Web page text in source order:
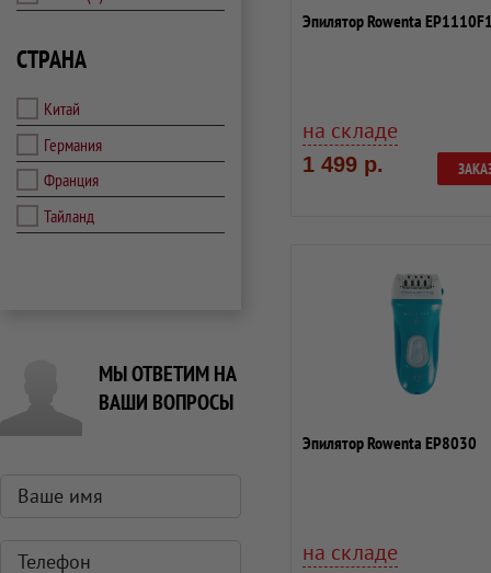
СТРАНА
Китай
Германия
Франция
Тайланд
МЫ ОТВЕТИМ НА
ВАШИ ВОПРОСЫ
Эпилятор Rowenta
на складе
1 499 р.
Эпилятор Rowenta EP8030
на складе